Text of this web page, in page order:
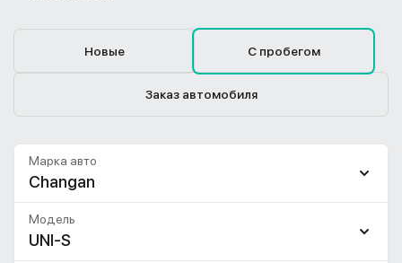
Новые С пробегом
Заказ автомобиля
Changan
Марка авто
UNI-S
Модель